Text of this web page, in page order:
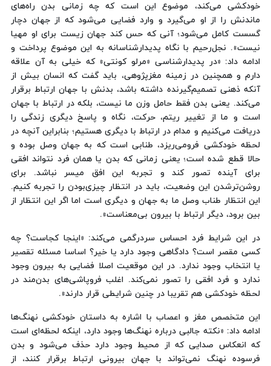
خودکشی می‌کند، موضوع این است که چه زمانی بدن راه‌های
ماندنش را از او می‌گیرد و وارد فضایی می‌شود که از جهان دچار
گسست کامل می‌شود؛ آنی که حس کند جهان زیست برای او مهیا
نیست». نجل‌رحیم با نگاه پدیدارشناسانه به این موضوع پرداخت و
ادامه داد: «در پدیدارشناسی «مرلو کونتی» که خیلی به آن علاقه
دارم و همچنین در زمینه مغزپژوهی، باید گفت که انسان بیش از
آنکه ذهنی تصمیم‌گیرنده داشته باشد، بدنش با جهان ارتباط برقرار
می‌کند. یعنی بدن فقط حامل وزن ما نیست، بلکه در ارتباط با جهان
است و ما از تغییر ریتم، حرکت، نگاه و پاسخ دیگری زندگی را
دریافت می‌کنیم و مدام در ارتباط با دیگری هستیم؛ بنابراین آنچه در
لحظه خودکشی فرومی‌ریزد، طنابی است که به جهان وصل بوده و
حالا قطع شده است؛ یعنی زمانی که بدن یا همان فرد نتواند افقی
برای آینده تصور کند و تجربه این افق میسر نباشد. برای
روشن‌ترشدن این وضعیت، باید در انتظار چیزی‌بودن را تجربه کنیم.
این انتظار طناب وصل ما به جهان و دیگری است اما اگر این انتظار از
بین برود، دیگر ارتباط با بیرون بی‌معناست».
در این شرایط فرد احساس سردرگمی می‌کند: «اینجا کجاست؟ چه
کسی مقصر است؟ دادگاهی وجود دارد یا خیر؟ اساسا مسئله تقصیر
یا انتخاب وجود ندارد. در این موقعیت اصلا فضایی به بیرون وجود
ندارد و فرد افقی را تصور نمی‌کند. اغلب فروپاشی‌های بدن‌مند در
لحظه خودکشی هم تقریبا در چنین شرایطی قرار دارند».
این متخصص مغز و اعصاب با اشاره به داستان خودکشی نهنگ‌ها
ادامه داد: «نکته جالبی درباره نهنگ‌ها وجود دارد، اینکه لحظه‌ای است
که انعکاس صدایی که از محیط وجود دارد حذف می‌شود و بدن
فرسوده نهنگ نمی‌تواند با جهان بیرونی ارتباط برقرار کنند، از